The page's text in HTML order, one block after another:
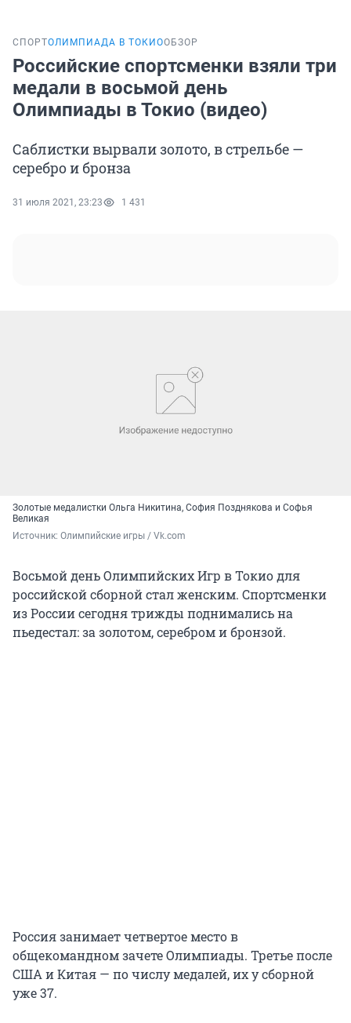
СПОРТОЛИМПИАДА В ТОКИООБЗОР
Российские спортсменки взяли три
медали в восьмой день
Олимпиады в Токио (видео)
Саблистки вырвали золото, в стрельбе —
серебро и бронза
31 июля 2021, 23:23 1 431
Золотые медалистки Ольга Никитина, София Позднякова и Софья
Великая
Источник: Олимпийские игры / Vk.com
Восьмой день Олимпийских Игр в Токио для
российской сборной стал женским. Спортсменки
из России сегодня трижды поднимались на
пьедестал: за золотом, серебром и бронзой.
Россия занимает четвертое место в
общекомандном зачете Олимпиады. Третье после
США и Китая — по числу медалей, их у сборной
уже 37.